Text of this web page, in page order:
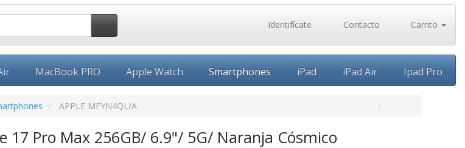
Identifícate Contacto Carrito
MacBook PRO Apple Watch Smartphones iPad iPad Air Ipad Pro
APPLE MFYN4QL/A
17 Pro Max 256GB/ 6.9"/ 5G/ Naranja Cósmico